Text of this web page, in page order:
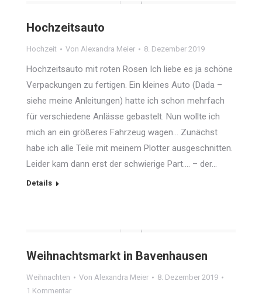
Hochzeitsauto
Hochzeit Von Alexandra Meier 8. Dezember 2019
Hochzeitsauto mit roten Rosen Ich liebe es ja schöne
Verpackungen zu fertigen. Ein kleines Auto (Dada –
siehe meine Anleitungen) hatte ich schon mehrfach
für verschiedene Anlässe gebastelt. Nun wollte ich
mich an ein größeres Fahrzeug wagen… Zunächst
habe ich alle Teile mit meinem Plotter ausgeschnitten.
Leider kam dann erst der schwierige Part…. – der…
Details
Weihnachtsmarkt in Bavenhausen
Weihnachten Von Alexandra Meier
8. Dezember 2019
1 Kommentar